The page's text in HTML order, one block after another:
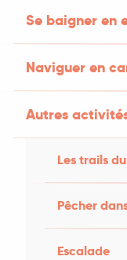
Se baigner en
Naviguer en
Autres
Les trails
Pêcher
Escalade
la
une 2e
en
du
pour
cette